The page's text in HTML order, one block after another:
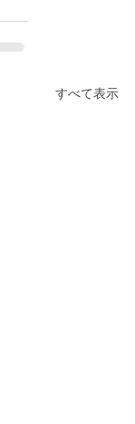
すべて表示